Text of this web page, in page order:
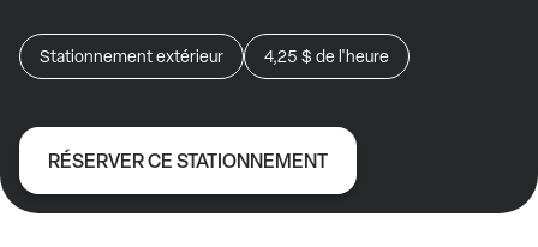
Stationnement extérieur 4,25 $ de l'heure
RÉSERVER CE STATIONNEMENT